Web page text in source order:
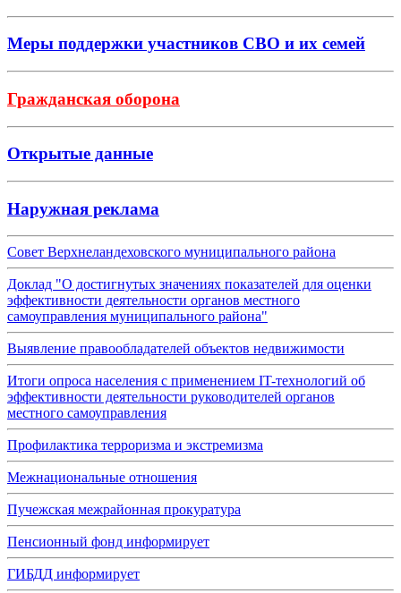
Меры поддержки участников СВО и их семей
Гражданская оборона
Открытые данные
Наружная реклама
Совет Верхнеландеховского муниципального района
Доклад "О достигнутых значениях показателей для оценки
эффективности деятельности органов местного
самоуправления муниципального района"
Выявление правообладателей объектов недвижимости
Итоги опроса населения с применением IT-технологий об
эффективности деятельности руководителей органов
местного самоуправления
Профилактика терроризма и экстремизма
Межнациональные отношения
Пучежская межрайонная прокуратура
Пенсионный фонд информирует
ГИБДД информирует